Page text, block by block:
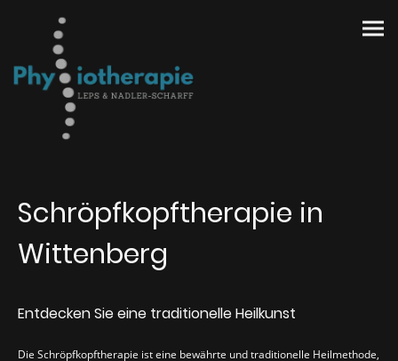
Schröpfkopftherapie in
Wittenberg
Entdecken Sie eine traditionelle Heilkunst
Die Schröpfkopftherapie ist eine bewährte und traditionelle Heilmethode,